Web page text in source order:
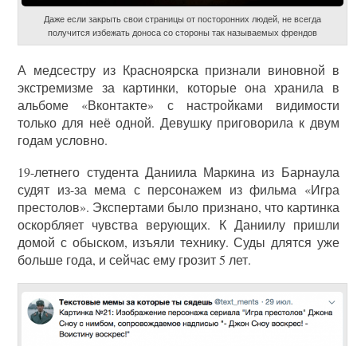
Даже если закрыть свои страницы от посторонних людей, не всегда
получится избежать доноса со стороны так называемых френдов
А медсестру из Красноярска признали виновной в
экстремизме за картинки, которые она хранила в
альбоме «Вконтакте» с настройками видимости
только для неё одной. Девушку приговорила к двум
годам условно.
19-летнего студента Даниила Маркина из Барнаула
судят из-за мема с персонажем из фильма «Игра
престолов». Экспертами было признано, что картинка
оскорбляет чувства верующих. К Даниилу пришли
домой с обыском, изъяли технику. Суды длятся уже
больше года, и сейчас ему грозит 5 лет.